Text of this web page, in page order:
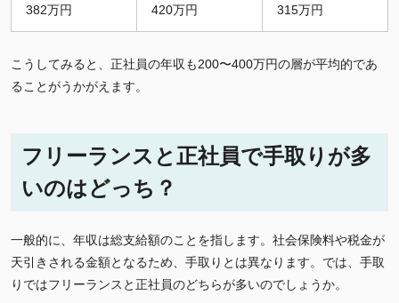
382万円 420万円 315万円
こうしてみると、正社員の年収も200〜400万円の層が平均的であ
ることがうかがえます。
フリーランスと正社員で手取りが多
いのはどっち？
一般的に、年収は総支給額のことを指します。社会保険料や税金が
天引きされる金額となるため、手取りとは異なります。では、手取
りではフリーランスと正社員のどちらが多いのでしょうか。